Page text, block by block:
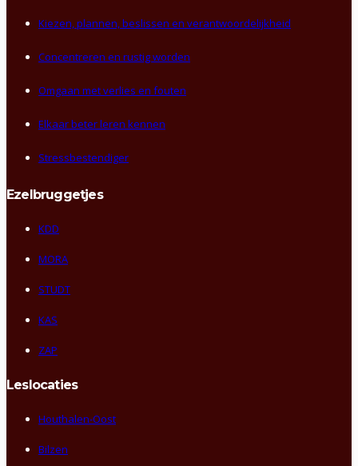
Kiezen, plannen, beslissen en verantwoordelijkheid
Concentreren en rustig worden
Omgaan met verlies en fouten
Elkaar beter leren kennen
Stressbestendiger
Ezelbruggetjes
KDD
MORA
STUDT
KAS
ZAP
Leslocaties
Houthalen-Oost
Bilzen